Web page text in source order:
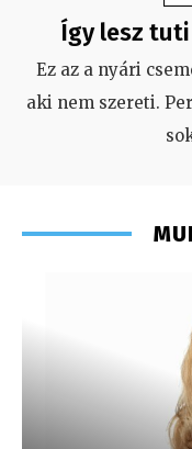
Így lesz
Ez az a nyári
aki nem szereti.